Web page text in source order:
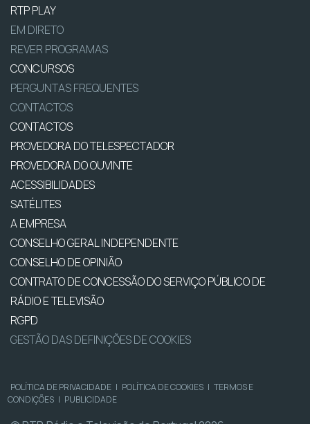
RTP PLAY
EM DIRETO
REVER PROGRAMAS
CONCURSOS
PERGUNTAS FREQUENTES
CONTACTOS
CONTACTOS
PROVEDORA DO TELESPECTADOR
PROVEDORA DO OUVINTE
ACESSIBILIDADES
SATÉLITES
A EMPRESA
CONSELHO GERAL INDEPENDENTE
CONSELHO DE OPINIÃO
CONTRATO DE CONCESSÃO DO SERVIÇO PÚBLICO DE
RÁDIO E TELEVISÃO
RGPD
GESTÃO DAS DEFINIÇÕES DE COOKIES
POLÍTICA DE PRIVACIDADE | POLÍTICA DE COOKIES | TERMOS E
CONDIÇÕES | PUBLICIDADE